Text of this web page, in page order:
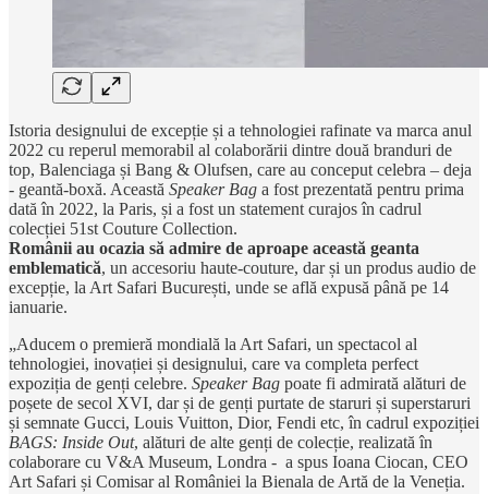
Istoria designului de excepție și a tehnologiei rafinate va marca anul
2022 cu reperul memorabil al colaborării dintre două branduri de
top, Balenciaga și Bang & Olufsen, care au conceput celebra – deja
- geantă-boxă. Această Speaker Bag a fost prezentată pentru prima
dată în 2022, la Paris, și a fost un statement curajos în cadrul
colecției 51st Couture Collection.
Românii au ocazia să admire de aproape această geanta
emblematică, un accesoriu haute-couture, dar și un produs audio de
excepție, la Art Safari București, unde se află expusă până pe 14
ianuarie.
„Aducem o premieră mondială la Art Safari, un spectacol al
tehnologiei, inovației și designului, care va completa perfect
expoziția de genți celebre. Speaker Bag poate fi admirată alături de
poșete de secol XVI, dar și de genți purtate de staruri și superstaruri
și semnate Gucci, Louis Vuitton, Dior, Fendi etc, în cadrul expoziției
BAGS: Inside Out, alături de alte genți de colecție, realizată în
colaborare cu V&A Museum, Londra - a spus Ioana Ciocan, CEO
Art Safari și Comisar al României la Bienala de Artă de la Veneția.